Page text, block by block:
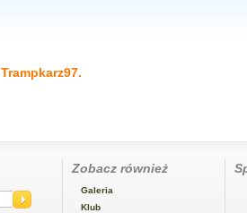
Trampkarz97.
Zobacz również
Galeria
Klub